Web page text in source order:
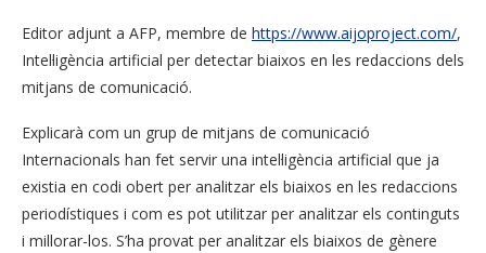
Editor adjunt a AFP, membre de https://www.aijoproject.com/,
Intel·ligència artificial per detectar biaixos en les redaccions dels
mitjans de comunicació.
Explicarà com un grup de mitjans de comunicació
Internacionals han fet servir una intel·ligència artificial que ja
existia en codi obert per analitzar els biaixos en les redaccions
periodístiques i com es pot utilitzar per analitzar els continguts
i millorar-los. S’ha provat per analitzar els biaixos de gènere